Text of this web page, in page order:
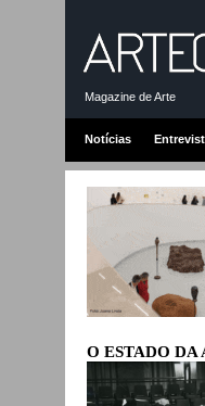
Magazine de Arte
Notícias
O ESTADO DA